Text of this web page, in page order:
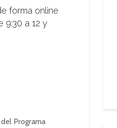
forma online
9:30 a 12 y
Programa